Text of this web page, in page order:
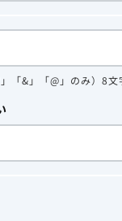
「&」「@」のみ）8文